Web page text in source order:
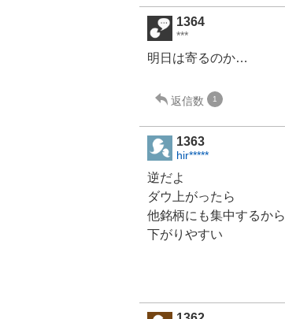
1364
***
明日は寄るのか…
返信数 1
1363
hir*****
逆だよ
ダウ上がったら
他銘柄にも集中するから
下がりやすい